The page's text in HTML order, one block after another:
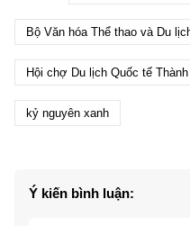
Bộ Văn hóa Thể thao và Du
Hội chợ Du lịch Quốc tế
kỷ nguyên xanh
Ý kiến bình luận: